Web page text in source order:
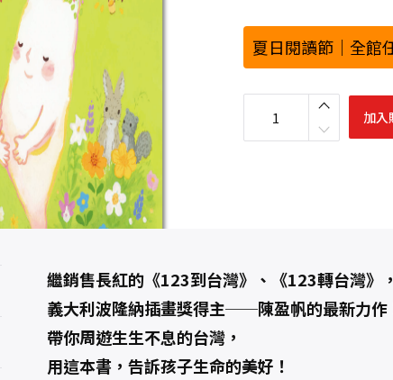
夏日閱讀節｜全館
1
生
加入
繼銷售長紅的《123到台灣》、《123轉台灣》，
義大利波隆納插畫獎得主──陳盈帆的最新力作
帶你周遊生生不息的台灣，
用這本書，告訴孩子生命的美好！